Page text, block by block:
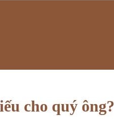
cho quý ông?